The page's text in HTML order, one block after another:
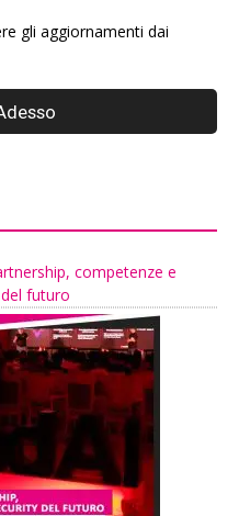
gli aggiornamenti dai
competenze e
futuro